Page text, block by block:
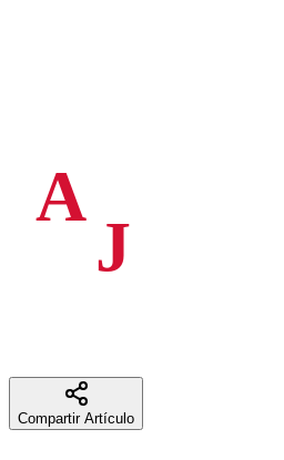
A
J
Compartir Artículo